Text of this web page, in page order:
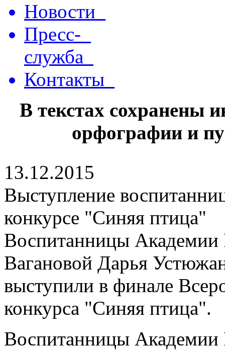
Новости
Пресс-
служба
Контакты
В текстах сохранены
орфографии и
13.12.2015
Выступление
конкурсе "Синяя птица"
Воспитанницы Академии
Вагановой Дарья
выступили в финале
конкурса "Синяя птица".
Воспитанницы Академии